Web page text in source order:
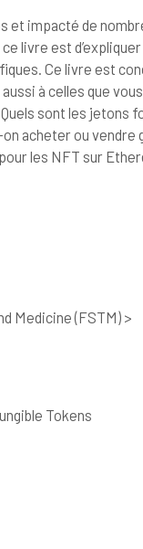
et impacté de
livre est d’expliquer
Ce livre est
à celles que
sont les jetons
acheter ou vendre
les NFT sur
Medicine (FSTM) >
Tokens